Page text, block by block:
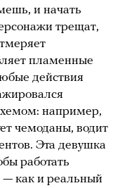
и начать
трещат,
пламенные
действия
например,
чемоданы, водит
Эта девушка
работать
как и реальный